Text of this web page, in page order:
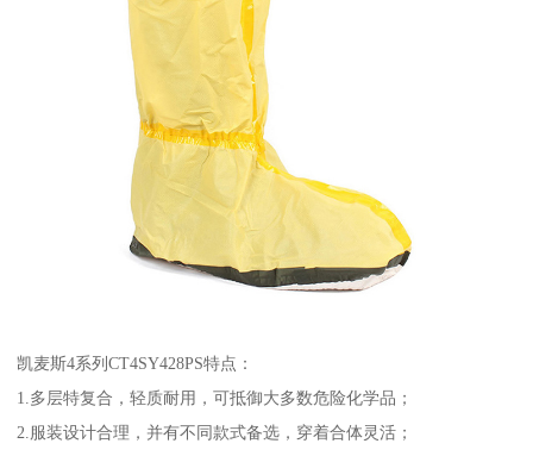
凯麦斯4系列CT4SY428PS特点：
1.多层特复合，轻质耐用，可抵御大多数危险化学品；
2.服装设计合理，并有不同款式备选，穿着合体灵活；